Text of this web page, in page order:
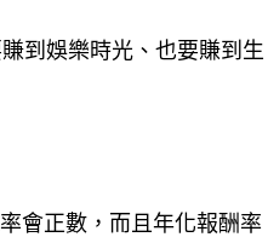
到娛樂時光、也要賺到生
會正數，而且年化報酬率